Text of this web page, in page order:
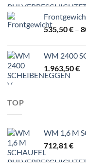
535,50€ –
WM 2400
1.963,50€
TOP
WM 1,6 M
712,81 €